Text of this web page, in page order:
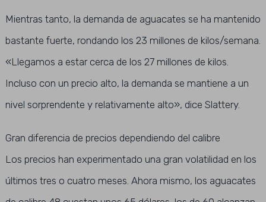
Mientras tanto, la demanda de aguacates se ha mantenido
bastante fuerte, rondando los 23 millones de kilos/semana.
«Llegamos a estar cerca de los 27 millones de kilos.
Incluso con un precio alto, la demanda se mantiene a un
nivel sorprendente y relativamente alto», dice Slattery.
Gran diferencia de precios dependiendo del calibre
Los precios han experimentado una gran volatilidad en los
últimos tres o cuatro meses. Ahora mismo, los aguacates